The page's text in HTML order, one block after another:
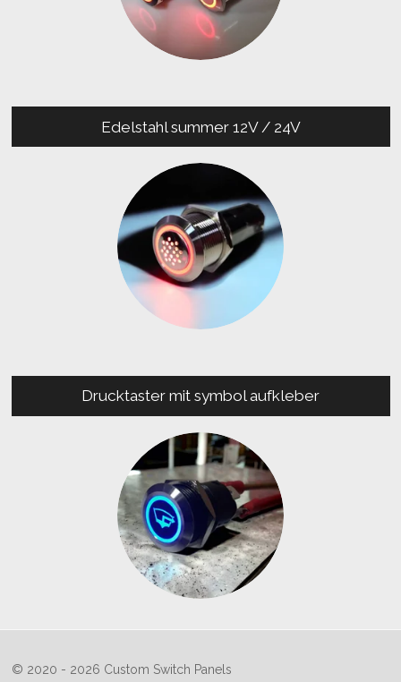
Edelstahl summer 12V / 24V
Drucktaster mit symbol aufkleber
© 2020 - 2026 Custom Switch Panels